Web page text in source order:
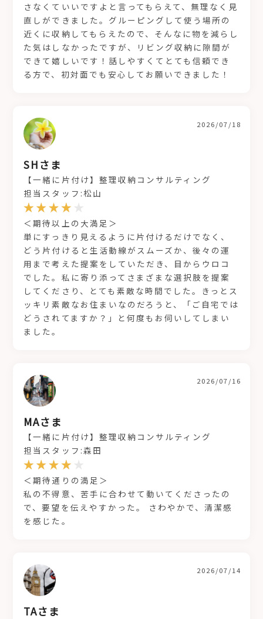
さなくていいですよと言ってもらえて、無理なく見
直しができました。グルーピングして使う場所の
近くに収納してもらえたので、そんなに物を減らし
た気はしなかったですが、リビング収納に隙間が
できて嬉しいです！話しやすくてとても信頼でき
る方で、初対面でも安心してお願いできました！
SHさま
2026/07/18
【一緒に片付け】整理収納コンサルティング
担当スタッフ:松山
＜期待以上の大満足＞
単にすっきり見えるように片付けるだけでなく、
どう片付けると生活動線がスムーズか、後々の運
用まで考えた提案をしていただき、目からウロコ
でした。私に寄り添ってさまざまな選択肢を提案
してくださり、とても素敵な時間でした。きっとス
ッキリ素敵なお住まいなのだろうと、「ご自宅では
どうされてますか？」と何度もお伺いしてしまい
ました。
MAさま
2026/07/16
【一緒に片付け】整理収納コンサルティング
担当スタッフ:森田
＜期待通りの満足＞
私の不得意、苦手に合わせて動いてくださったの
で、要望を伝えやすかった。 さわやかで、清潔感
を感じた。
TAさま
2026/07/14